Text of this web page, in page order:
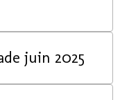
inscription Passage de grade juin 2025